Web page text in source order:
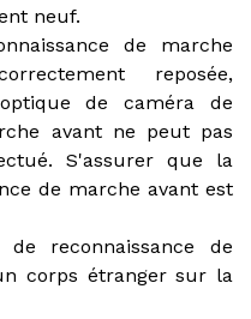
neuf.
de marche
reposée,
de caméra de
avant ne peut pas
S'assurer que la
de marche avant est
reconnaissance de
corps étranger sur la